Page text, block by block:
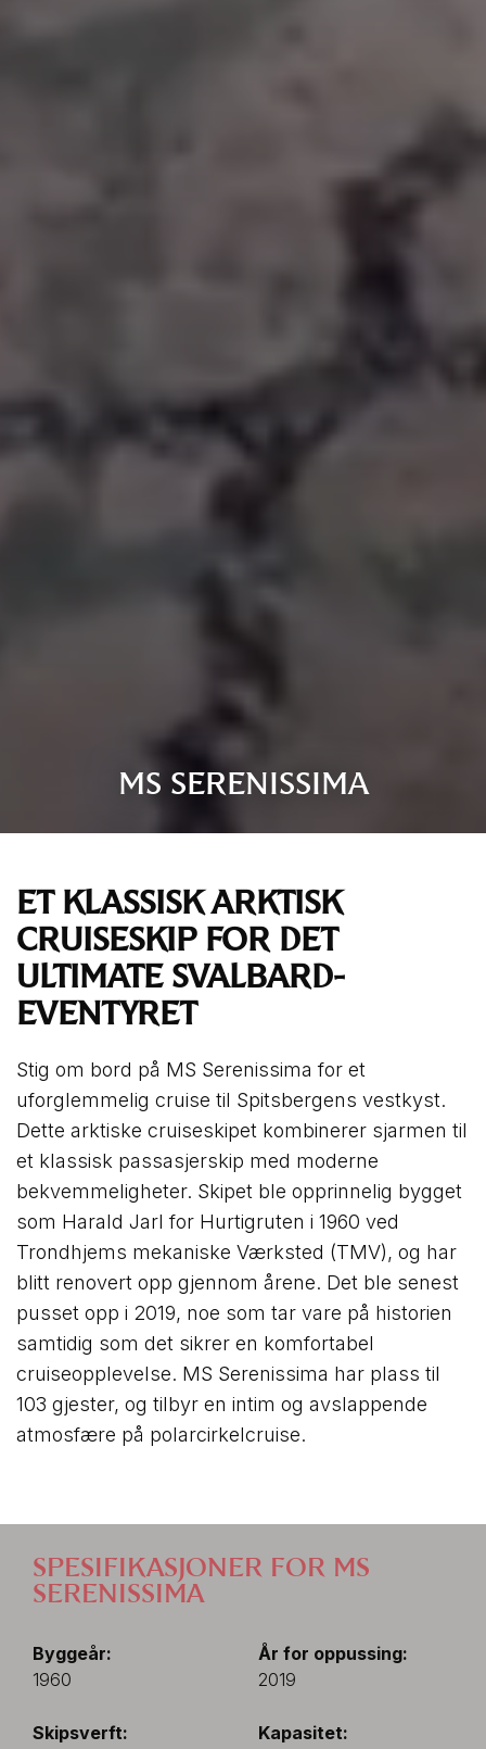
MS SERENISSIMA
ET KLASSISK ARKTISK
CRUISESKIP FOR DET
ULTIMATE SVALBARD-
EVENTYRET
Stig om bord på MS Serenissima for et
uforglemmelig cruise til Spitsbergens vestkyst.
Dette arktiske cruiseskipet kombinerer sjarmen til
et klassisk passasjerskip med moderne
bekvemmeligheter. Skipet ble opprinnelig bygget
som Harald Jarl for Hurtigruten i 1960 ved
Trondhjems mekaniske Værksted (TMV), og har
blitt renovert opp gjennom årene. Det ble senest
pusset opp i 2019, noe som tar vare på historien
samtidig som det sikrer en komfortabel
cruiseopplevelse. MS Serenissima har plass til
103 gjester, og tilbyr en intim og avslappende
atmosfære på polarcirkelcruise.
SPESIFIKASJONER FOR MS
SERENISSIMA
Byggeår:
1960
År for oppussing:
2019
Skipsverft:
Kapasitet: